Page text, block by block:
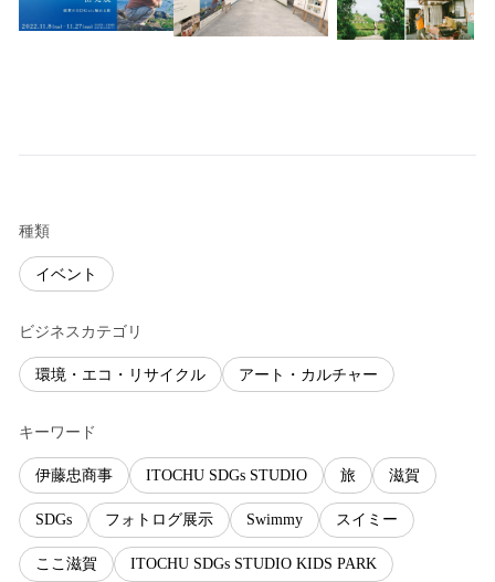
種類
イベント
ビジネスカテゴリ
環境・エコ・リサイクル アート・カルチャー
キーワード
伊藤忠商事 ITOCHU SDGs STUDIO 旅 滋賀
SDGs フォトログ展示 Swimmy スイミー
ここ滋賀 ITOCHU SDGs STUDIO KIDS PARK